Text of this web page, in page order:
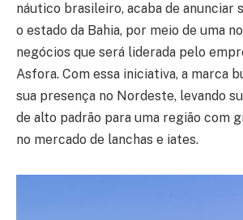
náutico brasileiro, acaba de anunciar
o estado da Bahia, por meio de uma
negócios que será liderada pelo
Asfora. Com essa iniciativa, a marca
sua presença no Nordeste, levando
de alto padrão para uma região com
no mercado de lanchas e iates.